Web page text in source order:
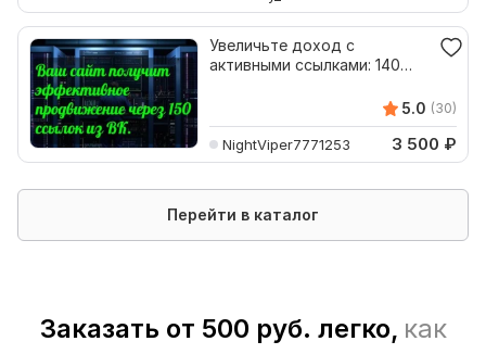
Увеличьте доход с
активными ссылками: 140
5.0 (30)
NightViper7771253 3 500 ₽
Перейти в каталог
Заказать от 500 руб. легко, как